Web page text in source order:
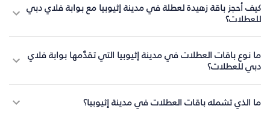
كيف أحجز باقة زهيدة لعطلة في مدينة إثيوبيا مع بوابة فلاي دبي
للعطلات؟
ما نوع باقات العطلات في مدينة إثيوبيا التي تقدّمها بوابة فلاي
دبي للعطلات؟
ما الذي تشمله باقات العطلات في مدينة إثيوبيا؟